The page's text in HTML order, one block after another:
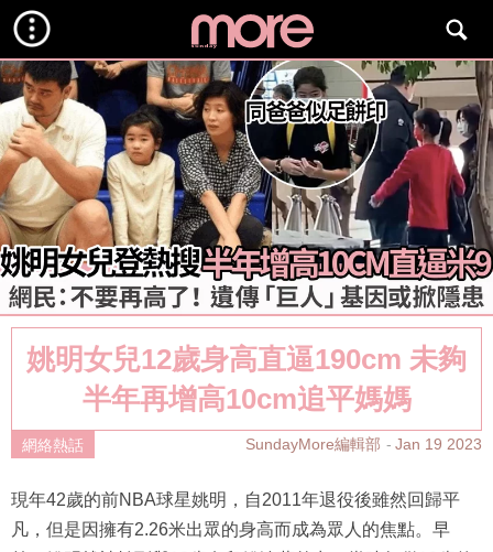
姚明女兒12歲身高直逼190cm 未夠
半年再增高10cm追平媽媽
網絡熱話 SundayMore編輯部 Jan 19 2023
現年42歲的前NBA球星姚明，自2011年退役後雖然回歸平
凡，但是因擁有2.26米出眾的身高而成為眾人的焦點。早